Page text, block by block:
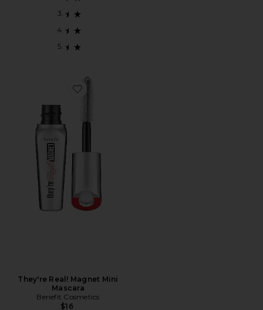
Favorite They're Real! Magnet Mini Mascara
They're Real! Magnet Mini
Mascara
Benefit Cosmetics
$16